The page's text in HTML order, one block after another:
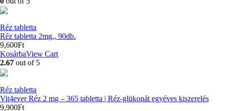
Réz tabletta
Réz tabletta 2mg., 90db.
9,600Ft
KosárbaView Cart
2.67 out of 5
Réz tabletta
Vit4ever Réz 2 mg – 365 tabletta | Réz-glükonát egyéves kiszerelés
9,900Ft